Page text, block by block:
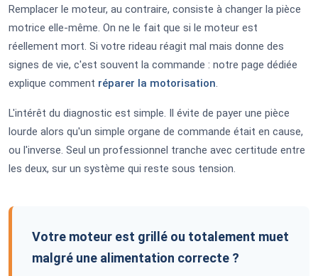
Remplacer le moteur, au contraire, consiste à changer la pièce
motrice elle-même. On ne le fait que si le moteur est
réellement mort. Si votre rideau réagit mal mais donne des
signes de vie, c'est souvent la commande : notre page dédiée
explique comment réparer la motorisation.
L'intérêt du diagnostic est simple. Il évite de payer une pièce
lourde alors qu'un simple organe de commande était en cause,
ou l'inverse. Seul un professionnel tranche avec certitude entre
les deux, sur un système qui reste sous tension.
Votre moteur est grillé ou totalement muet
malgré une alimentation correcte ?